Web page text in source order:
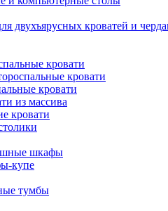
двухъярусных кроватей и
кровати
кровати
кровати
из массива
кровати
шкафы
купе
тумбы